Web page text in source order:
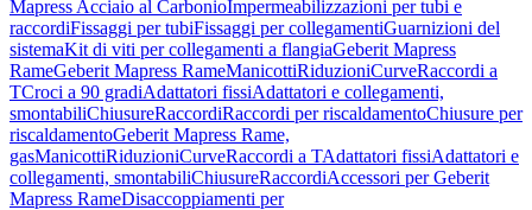
Mapress Acciaio al CarbonioImpermeabilizzazioni per tubi e
raccordiFissaggi per tubiFissaggi per collegamentiGuarnizioni del
sistemaKit di viti per collegamenti a flangiaGeberit Mapress
RameGeberit Mapress RameManicottiRiduzioniCurveRaccordi a
TCroci a 90 gradiAdattatori fissiAdattatori e collegamenti,
smontabiliChiusureRaccordiRaccordi per riscaldamentoChiusure per
riscaldamentoGeberit Mapress Rame,
gasManicottiRiduzioniCurveRaccordi a TAdattatori fissiAdattatori e
collegamenti, smontabiliChiusureRaccordiAccessori per Geberit
Mapress RameDisaccoppiamenti per